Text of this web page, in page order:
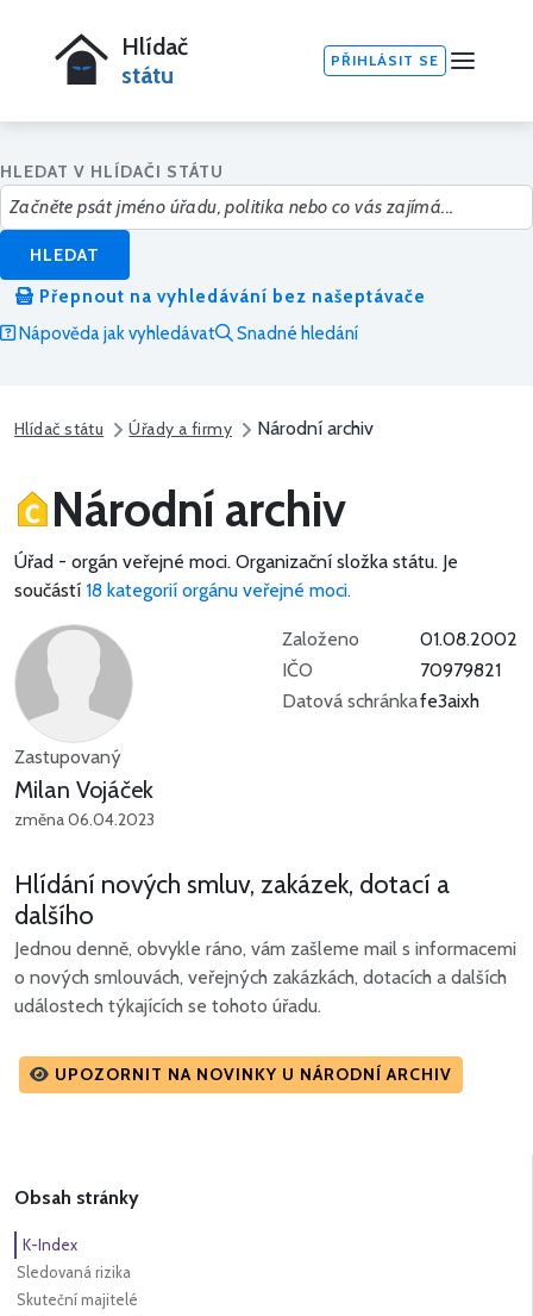
Hlídač
státu
PŘIHLÁSIT SE
HLEDAT V HLÍDAČI STÁTU
HLEDAT
Přepnout na vyhledávání bez našeptávače
Nápověda jak vyhledávat
Snadné hledání
Hlídač státu Úřady a firmy Národní archiv
Národní archiv
Úřad - orgán veřejné moci. Organizační složka státu. Je
součástí 18 kategorií orgánu veřejné moci.
Zastupovaný
Milan Vojáček
změna 06.04.2023
Založeno
01.08.2002
IČO
70979821
Datová schránkafe3aixh
Hlídání nových smluv, zakázek, dotací a
dalšího
Jednou denně, obvykle ráno, vám zašleme mail s informacemi
o nových smlouvách, veřejných zakázkách, dotacích a dalších
událostech týkajících se tohoto úřadu.
UPOZORNIT NA NOVINKY U NÁRODNÍ ARCHIV
Obsah stránky
K-Index
Sledovaná rizika
Skuteční majitelé